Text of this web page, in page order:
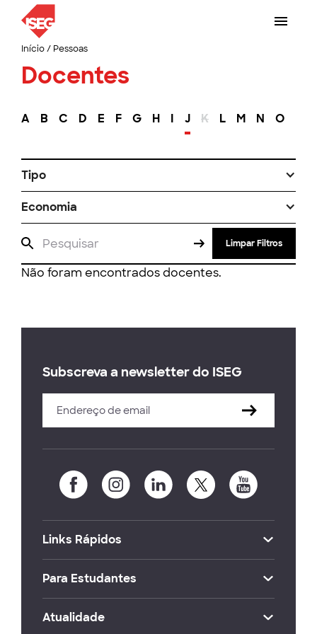
Início/ Pessoas
Docentes
A B C D E F G H I J K L M N O
Tipo
Economia
Limpar Filtros
Não foram encontrados docentes.
Subscreva a newsletter do ISEG
Links Rápidos
Para Estudantes
Atualidade